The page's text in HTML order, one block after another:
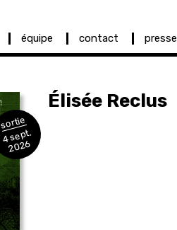
équipe contact presse
sortie
4 sept.
2026
Élisée Reclus